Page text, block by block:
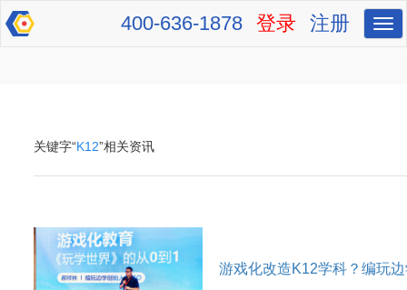
切
换
注册
登录
400-636-1878
关键字“K12”相关资讯
游戏化改造K12学科？编玩